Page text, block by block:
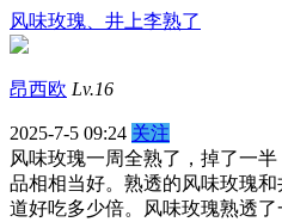
风味玫瑰、井上李熟了
昂西欧 Lv.16
2025-7-5 09:24 关注
风味玫瑰一周全熟了，掉了一
品相相当好。熟透的风味玫瑰
道好吃多少倍。风味玫瑰熟透